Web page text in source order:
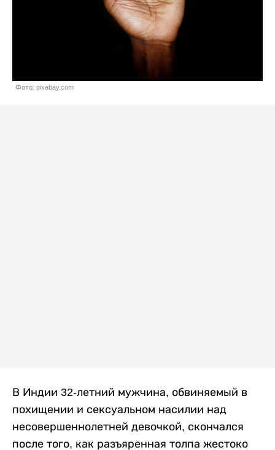
Фото: pixabay.com
В Индии 32-летний мужчина, обвиняемый в
похищении и сексуальном насилии над
несовершеннолетней девочкой, скончался
после того, как разъяренная толпа жестоко